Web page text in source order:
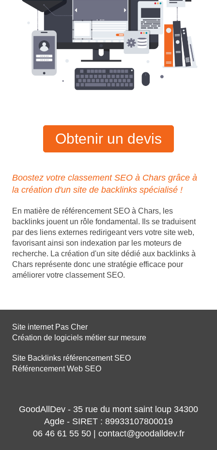
Obtenir un devis
Boostez votre classement SEO à Chars grâce à
la création d'un site de backlinks spécialisé !
En matière de référencement SEO à Chars, les
backlinks jouent un rôle fondamental. Ils se traduisent
par des liens externes redirigeant vers votre site web,
favorisant ainsi son indexation par les moteurs de
recherche. La création d'un site dédié aux backlinks à
Chars représente donc une stratégie efficace pour
améliorer votre classement SEO.
Site internet Pas Cher
Création de logiciels métier sur mesure
Site Backlinks référencement SEO
Référencement Web SEO
GoodAllDev - 35 rue du mont saint loup 34300
Agde - SIRET : 89933107800019
06 46 61 55 50 | contact@goodalldev.fr